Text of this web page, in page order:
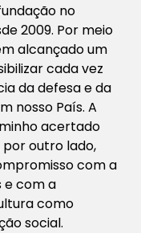
no
2009. Por meio
alcançado um
cada vez
da defesa e da
nosso País. A
acertado
por outro lado,
com a
e com a
como
social.